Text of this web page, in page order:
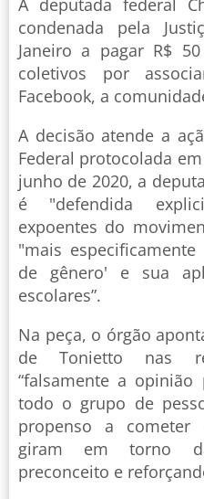
A deputada federal
condenada pela
Janeiro a pagar R$
coletivos por
Facebook, a
A decisão atende a
Federal protocolada
junho de 2020, a
é "defendida
expoentes do
"mais
de gênero' e sua
escolares”.
Na peça, o órgão
de Tonietto nas
“falsamente a
todo o grupo de
propenso a cometer
giram em torno
preconceito e